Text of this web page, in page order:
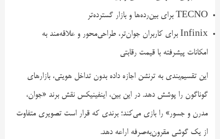
TECNO برای بین‌رده‌ها و بازار گسترده‌تر
Infinix برای کاربران جوان‌تر، طراحی‌محور و علاقه‌مند به
امکانات پیشرفته با قیمت رقابتی
این تقسیم‌بندی به ترنشن اجازه داده بدون تداخل هویتی، بازارهای
گوناگون را پوشش دهد. در این بین، اینفینیکس نقش برند «جوان،
مدرن و جسور» را بازی می‌کند؛ برندی که قرار است تصویری متفاوت
از یک گوشی مقرون‌به‌صرفه اراعه دهد.